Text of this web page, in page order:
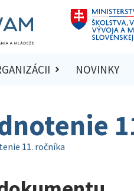
NOVINKY
11. ročníka